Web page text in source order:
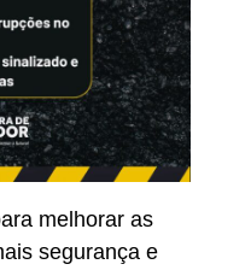
melhorar as
segurança e